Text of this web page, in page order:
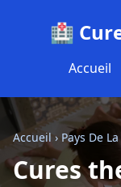
🏥
Accueil
Accueil› Pays De
Cures